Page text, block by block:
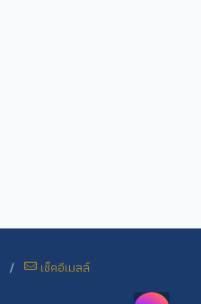
/ เช็คอีเมลล์